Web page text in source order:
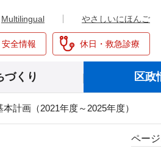
Multilingual やさしいにほんご
全情報 休日・救急診療
づくり 区政
計画（2021年度～2025年度）
ページ